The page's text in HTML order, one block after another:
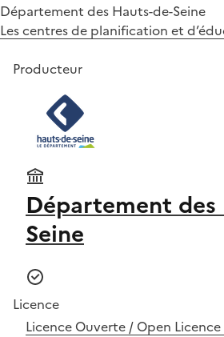
Département des Hauts-de-Seine
Les centres de planification et
Producteur
Département
Seine
Licence
Licence Ouverte / Open Licence